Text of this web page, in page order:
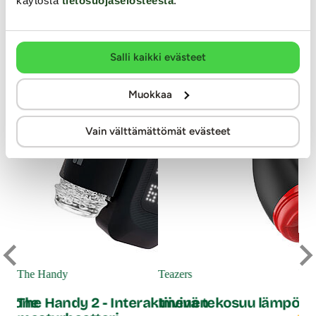
Salli kaikki evästeet
Muokkaa
Vain välttämättömät evästeet
UUTUUSTUOTE
The Handy
The Handy 2 - Interaktiivinen
Teazers
Imevä tekosuu